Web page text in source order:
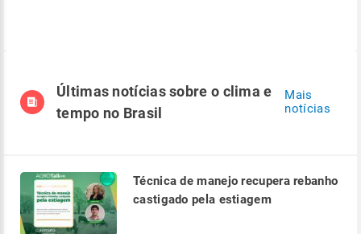
Últimas notícias sobre o clima e
tempo no Brasil
Mais
notícias
Técnica de manejo recupera rebanho
castigado pela estiagem